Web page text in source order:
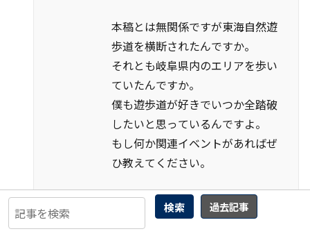
検索 過去記事
本稿とは無関係ですが東海自然遊
歩道を横断されたんですか。
それとも岐阜県内のエリアを歩い
ていたんですか。
僕も遊歩道が好きでいつか全踏破
したいと思っているんですよ。
もし何か関連イベントがあればぜ
ひ教えてください。
返信↓